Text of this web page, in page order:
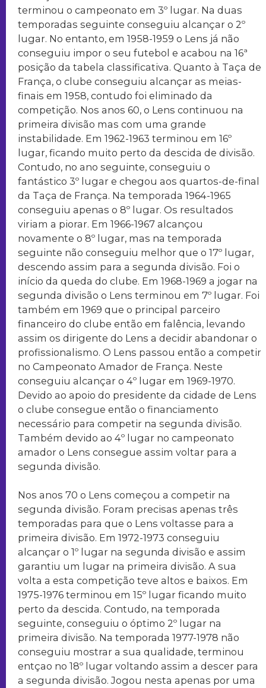
terminou o campeonato em 3º lugar. Na duas
temporadas seguinte conseguiu alcançar o 2º
lugar. No entanto, em 1958-1959 o Lens já não
conseguiu impor o seu futebol e acabou na 16ª
posição da tabela classificativa. Quanto à Taça de
França, o clube conseguiu alcançar as meias-
finais em 1958, contudo foi eliminado da
competição. Nos anos 60, o Lens continuou na
primeira divisão mas com uma grande
instabilidade. Em 1962-1963 terminou em 16º
lugar, ficando muito perto da descida de divisão.
Contudo, no ano seguinte, conseguiu o
fantástico 3º lugar e chegou aos quartos-de-final
da Taça de França. Na temporada 1964-1965
conseguiu apenas o 8º lugar. Os resultados
viriam a piorar. Em 1966-1967 alcançou
novamente o 8º lugar, mas na temporada
seguinte não conseguiu melhor que o 17º lugar,
descendo assim para a segunda divisão. Foi o
início da queda do clube. Em 1968-1969 a jogar na
segunda divisão o Lens terminou em 7º lugar. Foi
também em 1969 que o principal parceiro
financeiro do clube então em falência, levando
assim os dirigente do Lens a decidir abandonar o
profissionalismo. O Lens passou então a competir
no Campeonato Amador de França. Neste
conseguiu alcançar o 4º lugar em 1969-1970.
Devido ao apoio do presidente da cidade de Lens
o clube consegue então o financiamento
necessário para competir na segunda divisão.
Também devido ao 4º lugar no campeonato
amador o Lens consegue assim voltar para a
segunda divisão.
Nos anos 70 o Lens começou a competir na
segunda divisão. Foram precisas apenas três
temporadas para que o Lens voltasse para a
primeira divisão. Em 1972-1973 conseguiu
alcançar o 1º lugar na segunda divisão e assim
garantiu um lugar na primeira divisão. A sua
volta a esta competição teve altos e baixos. Em
1975-1976 terminou em 15º lugar ficando muito
perto da descida. Contudo, na temporada
seguinte, conseguiu o óptimo 2º lugar na
primeira divisão. Na temporada 1977-1978 não
conseguiu mostrar a sua qualidade, terminou
entçao no 18º lugar voltando assim a descer para
a segunda divisão. Jogou nesta apenas por uma